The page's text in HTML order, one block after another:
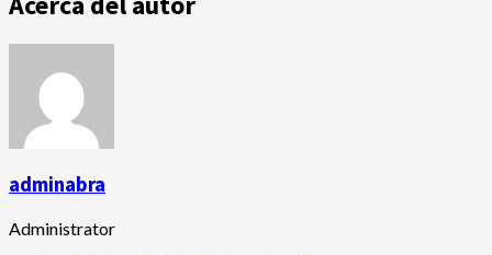
adminabra
Administrator